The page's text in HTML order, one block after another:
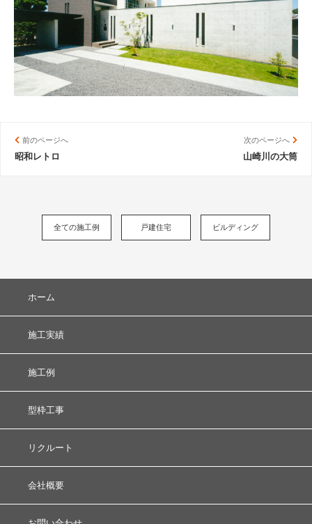
前のページへ
昭和レトロ
次のページへ
山崎川の大筒
全ての施工例 戸建住宅 ビルディング
ホーム
施工実績
施工例
型枠工事
リクルート
会社概要